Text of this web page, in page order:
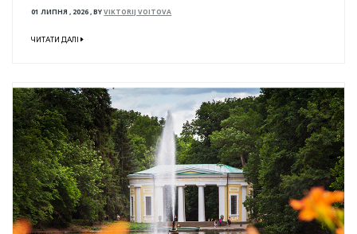
01 ЛИПНЯ , 2026,BYVIKTORIJ VOITOVA
ЧИТАТИ ДАЛІ